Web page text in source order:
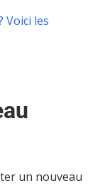
Voici les
un nouveau